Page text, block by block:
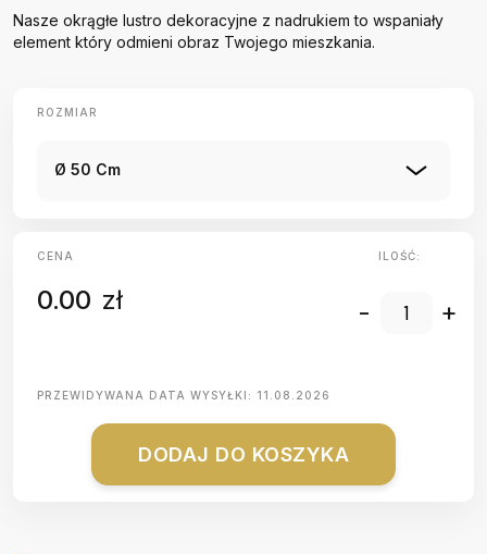
Nasze okrągłe lustro dekoracyjne z nadrukiem to wspaniały
element który odmieni obraz Twojego mieszkania.
ROZMIAR
Ø 50 Cm
CENA
0.00 zł
ILOŚĆ:
- +
PRZEWIDYWANA DATA WYSYŁKI: 11.08.2026
DODAJ DO KOSZYKA